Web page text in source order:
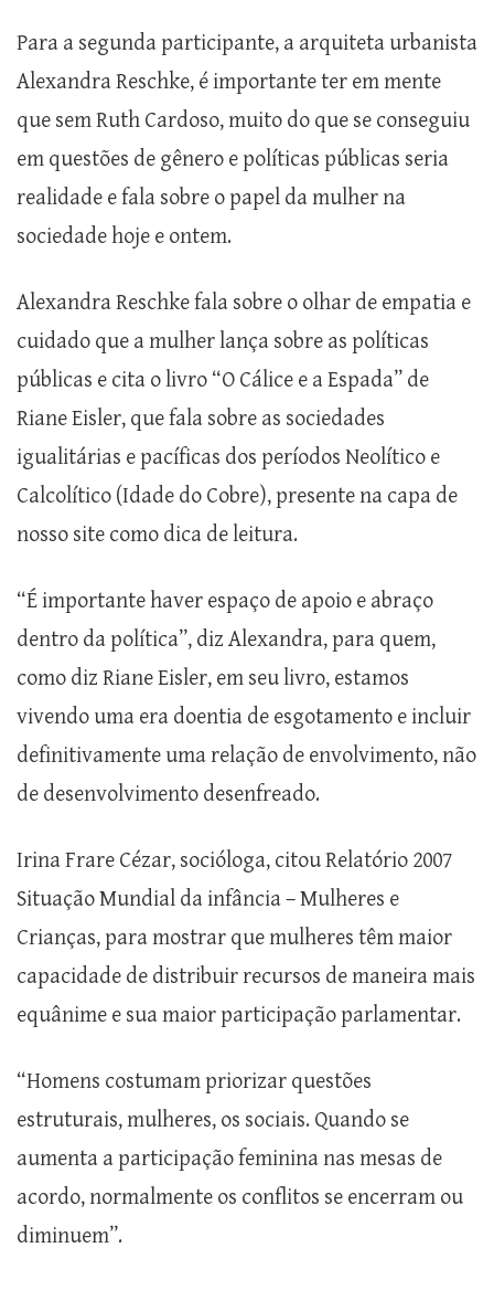
Para a segunda participante, a arquiteta urbanista
Alexandra Reschke, é importante ter em mente
que sem Ruth Cardoso, muito do que se conseguiu
em questões de gênero e políticas públicas seria
realidade e fala sobre o papel da mulher na
sociedade hoje e ontem.
Alexandra Reschke fala sobre o olhar de empatia e
cuidado que a mulher lança sobre as políticas
públicas e cita o livro “O Cálice e a Espada” de
Riane Eisler, que fala sobre as sociedades
igualitárias e pacíficas dos períodos Neolítico e
Calcolítico (Idade do Cobre), presente na capa de
nosso site como dica de leitura.
“É importante haver espaço de apoio e abraço
dentro da política”, diz Alexandra, para quem,
como diz Riane Eisler, em seu livro, estamos
vivendo uma era doentia de esgotamento e incluir
definitivamente uma relação de envolvimento, não
de desenvolvimento desenfreado.
Irina Frare Cézar, socióloga, citou Relatório 2007
Situação Mundial da infância – Mulheres e
Crianças, para mostrar que mulheres têm maior
capacidade de distribuir recursos de maneira mais
equânime e sua maior participação parlamentar.
“Homens costumam priorizar questões
estruturais, mulheres, os sociais. Quando se
aumenta a participação feminina nas mesas de
acordo, normalmente os conflitos se encerram ou
diminuem”.